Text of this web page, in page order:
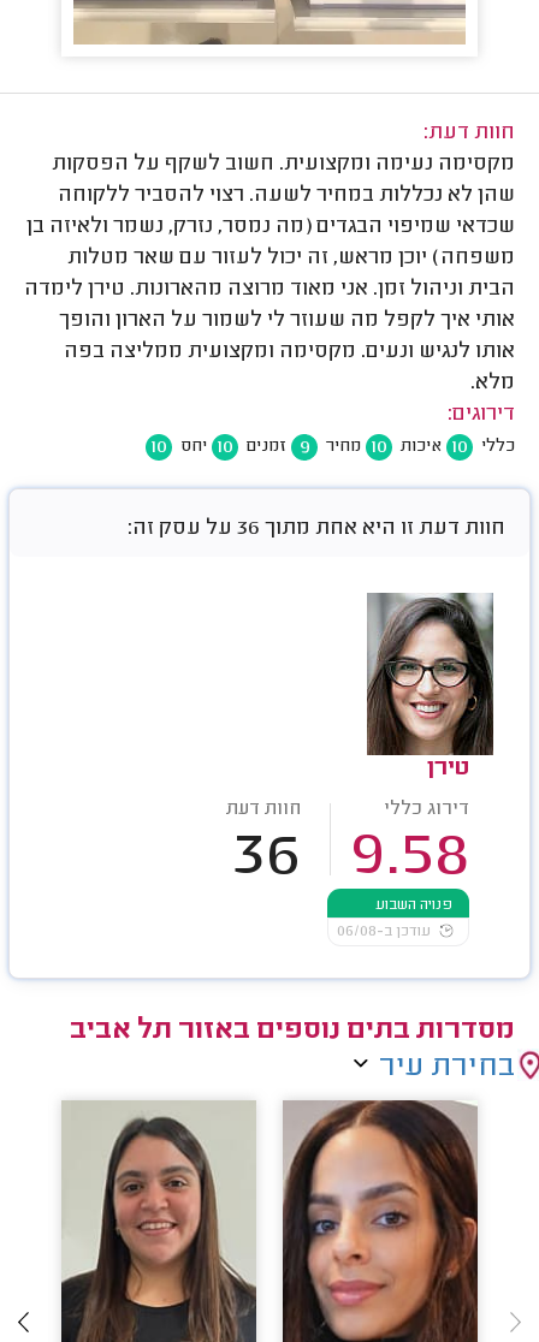
חוות דעת:
מקסימה נעימה ומקצועית. חשוב לשקף על הפסקות
שהן לא נכללות במחיר לשעה. רצוי להסביר ללקוחה
שכדאי שמיפוי הבגדים (מה נמסר, נזרק, נשמר ולאיזה בן
משפחה) יוכן מראש, זה יכול לעזור עם שאר מטלות
הבית וניהול זמן. אני מאוד מרוצה מהארונות. טירן לימדה
אותי איך לקפל מה שעוזר לי לשמור על הארון והופך
אותו לנגיש ונעים. מקסימה ומקצועית ממליצה בפה
מלא.
דירוגים:
כללי 10 איכות 10 מחיר 9 זמנים 10 יחס 10
חוות דעת זו היא אחת מתוך 36 על עסק זה:
טירן
דירוג כללי
9.58
חוות דעת
36
פנויה השבוע
עודכן ב-06/08
מסדרות בתים נוספים באזור תל אביב
בחירת עיר